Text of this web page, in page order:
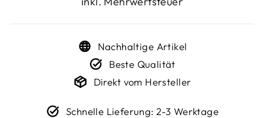
Nachhaltige Artikel
Beste Qualität
Direkt vom Hersteller
Schnelle Lieferung: 2-3 Werktage